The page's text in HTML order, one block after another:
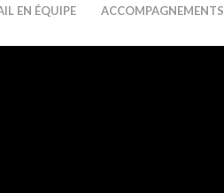
EN ÉQUIPE ACCOMPAGNEMENTS